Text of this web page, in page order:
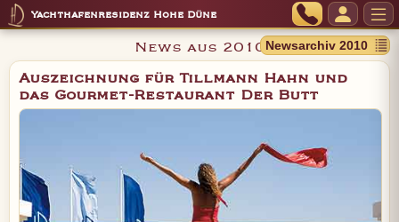
Yachthafenresidenz Hohe Düne
News aus 2010
Auszeichnung für Tillmann Hahn und
das Gourmet-Restaurant Der Butt